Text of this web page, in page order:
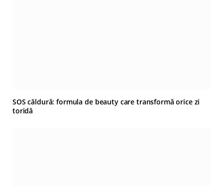
SOS căldură: formula de beauty care transformă orice zi
toridă